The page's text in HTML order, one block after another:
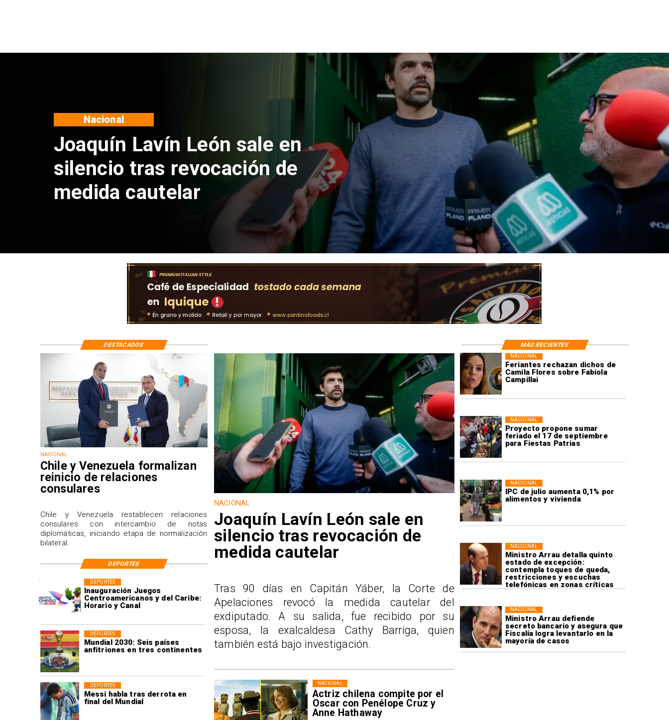
Chile y Venezuela formalizan
reinicio de relaciones
consulares
Nacional
Feriantes rechazan dichos de
Camila Flores sobre Fabiola
Campillai
NACIONAL
Proyecto propone sumar
feriado el 17 de septiembre
para Fiestas Patrias
NACIONAL
IPC de julio aumenta 0,1% por
alimentos y vivienda
NACIONAL
Ministro Arrau detalla quinto
estado de excepción:
contempla toques de queda,
restricciones y escuchas
telefónicas en zonas críticas
NACIONAL
Ministro Arrau defiende
secreto bancario y asegura que
Fiscalía logra levantarlo en la
mayoría de casos
NACIONAL
Inauguración Juegos
Centroamericanos y del Caribe:
Horario y Canal
DEPORTES
Mundial 2030: Seis países
anfitriones en tres continentes
DEPORTES
Messi habla tras derrota en
final del Mundial
DEPORTES
Actriz chilena compite por el
Oscar con Penélope Cruz y
Anne Hathaway
NACIONAL
NACIONAL
Chile y Venezuela formalizan
reinicio de relaciones
consulares
Chile y Venezuela restablecen relaciones
consulares con intercambio de notas
diplomáticas, iniciando etapa de normalización
bilateral.
NACIONAL
Joaquín Lavín León sale en
silencio tras revocación de
medida cautelar
Tras 90 días en Capitán Yáber, la Corte de
Apelaciones revocó la medida cautelar del
exdiputado. A su salida, fue recibido por su
esposa, la exalcaldesa Cathy Barriga, quien
también está bajo investigación.
DESTACADOS MÁS RECIENTES
DEPORTES